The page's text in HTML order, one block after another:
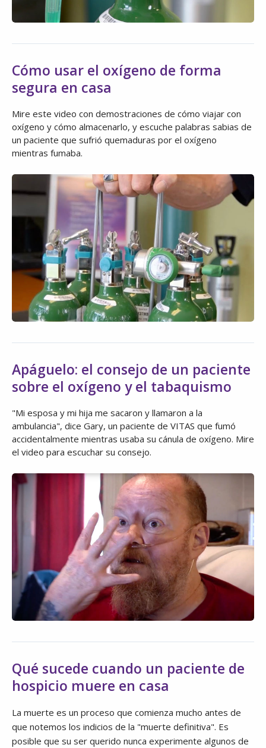
Cómo usar el oxígeno de forma
segura en casa
Mire este video con demostraciones de cómo viajar con
oxígeno y cómo almacenarlo, y escuche palabras sabias de
un paciente que sufrió quemaduras por el oxígeno
mientras fumaba.
Apáguelo: el consejo de un paciente
sobre el oxígeno y el tabaquismo
"Mi esposa y mi hija me sacaron y llamaron a la
ambulancia", dice Gary, un paciente de VITAS que fumó
accidentalmente mientras usaba su cánula de oxígeno. Mire
el video para escuchar su consejo.
Qué sucede cuando un paciente de
hospicio muere en casa
La muerte es un proceso que comienza mucho antes de
que notemos los indicios de la "muerte definitiva". Es
posible que su ser querido nunca experimente algunos de